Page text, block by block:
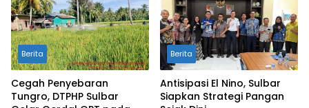
Berita
Cegah Penyebaran
Tungro, DTPHP Sulbar
Berita
Antisipasi El Nino, Sulbar
Siapkan Strategi Pangan